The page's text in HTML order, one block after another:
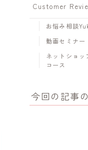
Customer
お悩み相談
動画セミナー
ネットショッ
コース
今回の記事